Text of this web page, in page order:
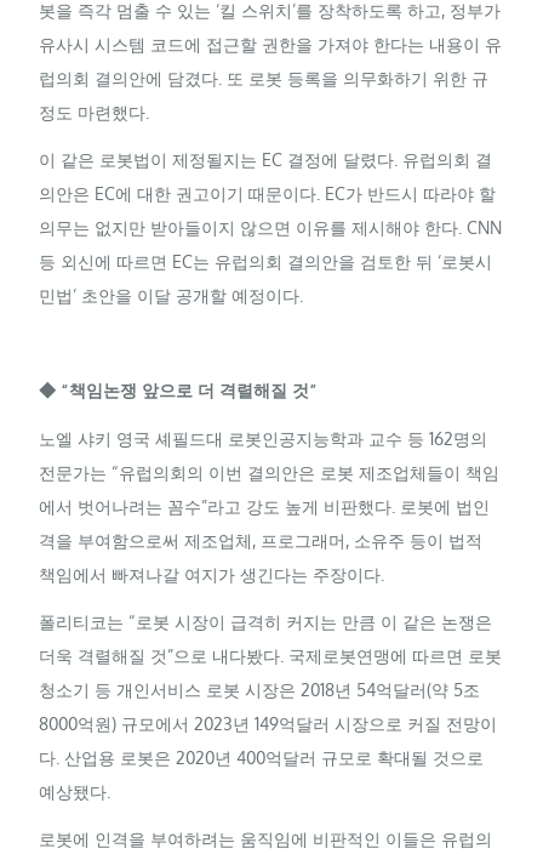
봇을 즉각 멈출 수 있는 ‘킬 스위치’를 장착하도록 하고, 정부가
유사시 시스템 코드에 접근할 권한을 가져야 한다는 내용이 유
럽의회 결의안에 담겼다. 또 로봇 등록을 의무화하기 위한 규
정도 마련했다.
이 같은 로봇법이 제정될지는 EC 결정에 달렸다. 유럽의회 결
의안은 EC에 대한 권고이기 때문이다. EC가 반드시 따라야 할
의무는 없지만 받아들이지 않으면 이유를 제시해야 한다. CNN
등 외신에 따르면 EC는 유럽의회 결의안을 검토한 뒤 ‘로봇시
민법’ 초안을 이달 공개할 예정이다.
◆ “책임논쟁 앞으로 더 격렬해질 것”
노엘 샤키 영국 셰필드대 로봇인공지능학과 교수 등 162명의
전문가는 “유럽의회의 이번 결의안은 로봇 제조업체들이 책임
에서 벗어나려는 꼼수”라고 강도 높게 비판했다. 로봇에 법인
격을 부여함으로써 제조업체, 프로그래머, 소유주 등이 법적
책임에서 빠져나갈 여지가 생긴다는 주장이다.
폴리티코는 “로봇 시장이 급격히 커지는 만큼 이 같은 논쟁은
더욱 격렬해질 것”으로 내다봤다. 국제로봇연맹에 따르면 로봇
청소기 등 개인서비스 로봇 시장은 2018년 54억달러(약 5조
8000억원) 규모에서 2023년 149억달러 시장으로 커질 전망이
다. 산업용 로봇은 2020년 400억달러 규모로 확대될 것으로
예상됐다.
로봇에 인격을 부여하려는 움직임에 비판적인 이들은 유럽의